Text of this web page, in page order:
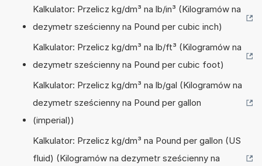
Kalkulator: Przelicz kg/dm³ na lb/in³ (Kilogramów na
dezymetr sześcienny na Pound per cubic inch)
Kalkulator: Przelicz kg/dm³ na lb/ft³ (Kilogramów na
dezymetr sześcienny na Pound per cubic foot)
Kalkulator: Przelicz kg/dm³ na lb/gal (Kilogramów na
dezymetr sześcienny na Pound per gallon
(imperial))
Kalkulator: Przelicz kg/dm³ na Pound per gallon (US
fluid) (Kilogramów na dezymetr sześcienny na